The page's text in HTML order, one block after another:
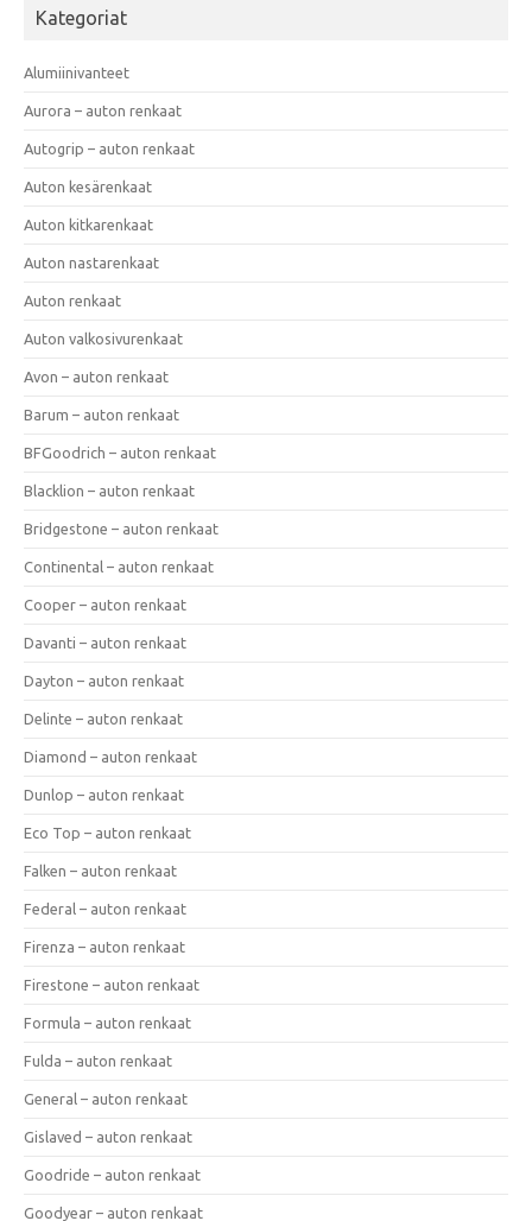
Kategoriat
Alumiinivanteet
Aurora – auton renkaat
Autogrip – auton renkaat
Auton kesärenkaat
Auton kitkarenkaat
Auton nastarenkaat
Auton renkaat
Auton valkosivurenkaat
Avon – auton renkaat
Barum – auton renkaat
BFGoodrich – auton renkaat
Blacklion – auton renkaat
Bridgestone – auton renkaat
Continental – auton renkaat
Cooper – auton renkaat
Davanti – auton renkaat
Dayton – auton renkaat
Delinte – auton renkaat
Diamond – auton renkaat
Dunlop – auton renkaat
Eco Top – auton renkaat
Falken – auton renkaat
Federal – auton renkaat
Firenza – auton renkaat
Firestone – auton renkaat
Formula – auton renkaat
Fulda – auton renkaat
General – auton renkaat
Gislaved – auton renkaat
Goodride – auton renkaat
Goodyear – auton renkaat